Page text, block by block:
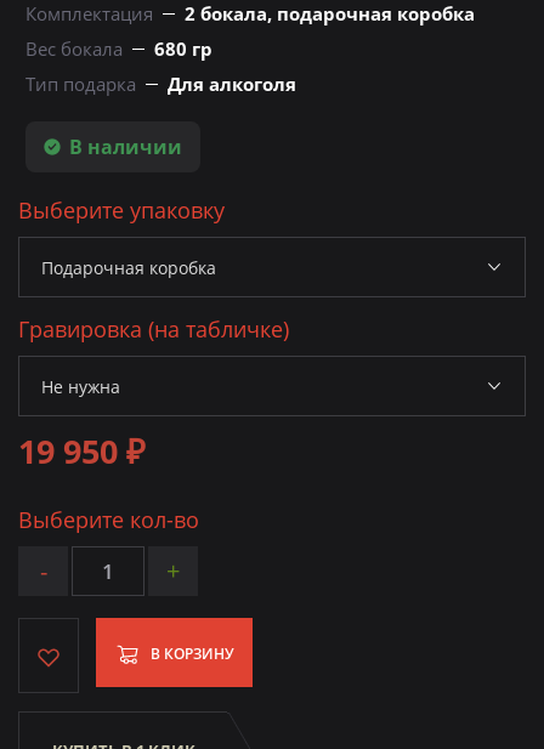
Комплектация
2 бокала, подарочная коробка
Вес бокала
680 гр
Тип подарка
Для алкоголя
В наличии
Выберите упаковку
Гравировка (на табличке)
19 950 ₽
Выберите кол-во
- +
В КОРЗИНУ